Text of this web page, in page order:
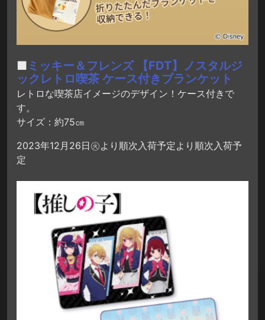
■ ミッキー＆フレンズ 【FDT】ノスタルジ
ックレトロ喫茶 ケース付きブランケット
レトロな喫茶店イメージのデザイン！ケース付きで
す。
サイズ：約75㎝
2023年12月26日㊋より順次入荷予定より順次入荷予
定